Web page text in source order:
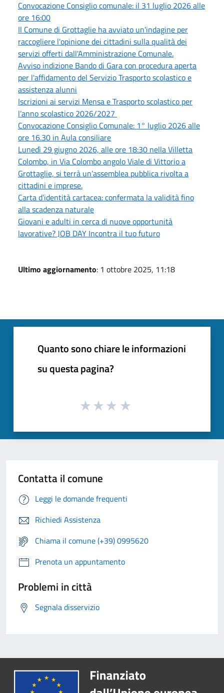
Convocazione Consiglio comunale: il 31 luglio 2026 alle
ore 16:00
Il Comune di Grottaglie ha avviato un'indagine per
raccogliere l'opinione dei cittadini sulla qualità dei
servizi offerti dall'Amministrazione Comunale.
Avviso indizione Bando di Gara con procedura aperta
per l'affidamento del Servizio Trasporto scolastico e
assistenza alunni
Iscrizioni ai servizi Mensa e Trasporto scolastico per
l’anno scolastico 2026/2027
Convocazione Consiglio Comunale: 1° luglio 2026 alle
ore 16.30 in Aula consiliare
Lunedì 29 giugno 2026, alle ore 18:30 nella Villetta
Colombo, in Via Colombo angolo Viale di Vittorio a
Grottaglie, si terrà un’assemblea pubblica rivolta a
cittadini e imprese.
Carta d’identità cartacea: confermata la validità fino
alla scadenza naturale
Giovani e adulti in cerca di nuove opportunità
lavorative? JOB DAY Incontra il tuo futuro
Ultimo aggiornamento: 1 ottobre 2025, 11:18
Quanto sono chiare le informazioni
su questa pagina?
Contatta il comune
Leggi le domande frequenti
Richiedi Assistenza
Chiama il comune (+39) 0995620
Prenota un appuntamento
Problemi in città
Segnala disservizio